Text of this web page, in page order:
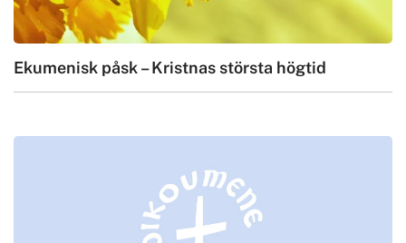
Ekumenisk påsk – Kristnas största högtid